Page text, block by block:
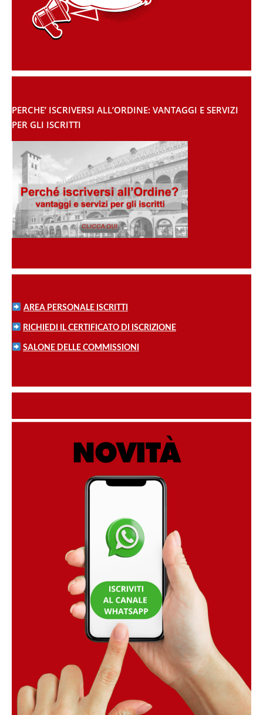
PERCHE’ ISCRIVERSI ALL’ORDINE: VANTAGGI E SERVIZI
PER GLI ISCRITTI
AREA PERSONALE ISCRITTI
RICHIEDI IL CERTIFICATO DI ISCRIZIONE
SALONE DELLE COMMISSIONI